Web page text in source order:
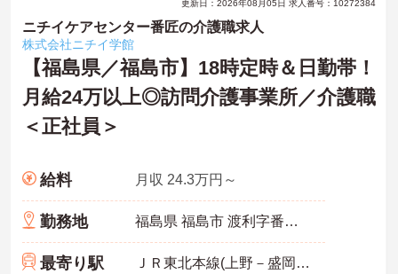
更新日：2026年08月05日 求人番号：10272384
ニチイケアセンター番匠の介護職求人
株式会社ニチイ学館
【福島県／福島市】18時定時＆日勤帯！
月給24万以上◎訪問介護事業所／介護職
＜正社員＞
給料 月収 24.3万円～
勤務地 福島県 福島市 渡利字番匠3-1 ポモドーリーＡ棟102号室
最寄り駅 ＪＲ東北本線(上野－盛岡)「福島(福島)駅」バス・車10分